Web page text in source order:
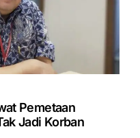
Pemetaan
Jadi Korban